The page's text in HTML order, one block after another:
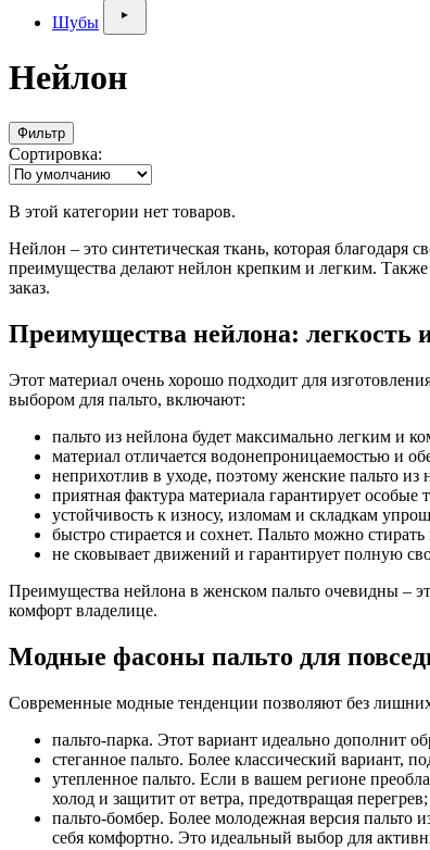
Шубы
Нейлон
Фильтр
Сортировка:
В этой категории нет товаров.
Нейлон – это синтетическая ткань, которая
преимущества делают нейлон крепким и легким.
заказ.
Преимущества нейлона: легкость
Этот материал очень хорошо подходит для
выбором для пальто, включают:
пальто из нейлона будет максимально легким и
материал отличается водонепроницаемостью и
неприхотлив в уходе, поэтому женские пальто из
приятная фактура материала гарантирует
устойчивость к износу, изломам и складкам
быстро стирается и сохнет. Пальто можно
не сковывает движений и гарантирует полную
Преимущества нейлона в женском пальто очевидны –
комфорт владелице.
Модные фасоны пальто для
Современные модные тенденции позволяют без
пальто-парка. Этот вариант идеально дополнит
стеганное пальто. Более классический
утепленное пальто. Если в вашем регионе
холод и защитит от ветра, предотвращая перегрев;
пальто-бомбер. Более молодежная версия пальто
себя комфортно. Это идеальный выбор для